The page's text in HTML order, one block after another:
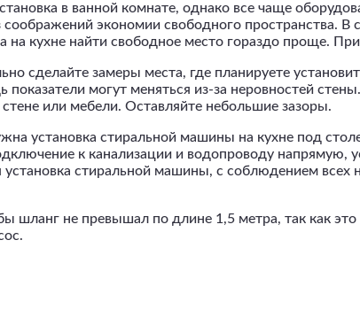
в ванной комнате, однако все чаще
соображений экономии свободного пространства.
на кухне найти свободное место гораздо проще.
сделайте замеры места, где планируете
показатели могут меняться из-за неровностей
или мебели. Оставляйте небольшие зазоры.
установка стиральной машины на кухне под
к канализации и водопроводу напрямую,
установка стиральной машины, с соблюдением
шланг не превышал по длине 1,5 метра, так как это